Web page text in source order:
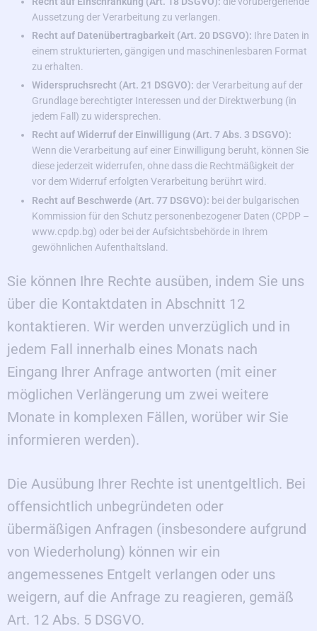
Aussetzung der Verarbeitung zu verlangen.
Recht auf Datenübertragbarkeit (Art. 20 DSGVO): Ihre Daten in
einem strukturierten, gängigen und maschinenlesbaren Format
zu erhalten.
Widerspruchsrecht (Art. 21 DSGVO): der Verarbeitung auf der
Grundlage berechtigter Interessen und der Direktwerbung (in
jedem Fall) zu widersprechen.
Recht auf Widerruf der Einwilligung (Art. 7 Abs. 3 DSGVO):
Wenn die Verarbeitung auf einer Einwilligung beruht, können Sie
diese jederzeit widerrufen, ohne dass die Rechtmäßigkeit der
vor dem Widerruf erfolgten Verarbeitung berührt wird.
Recht auf Beschwerde (Art. 77 DSGVO): bei der bulgarischen
Kommission für den Schutz personenbezogener Daten (CPDP –
www.cpdp.bg) oder bei der Aufsichtsbehörde in Ihrem
gewöhnlichen Aufenthaltsland.
Sie können Ihre Rechte ausüben, indem Sie uns
über die Kontaktdaten in Abschnitt 12
kontaktieren. Wir werden unverzüglich und in
jedem Fall innerhalb eines Monats nach
Eingang Ihrer Anfrage antworten (mit einer
möglichen Verlängerung um zwei weitere
Monate in komplexen Fällen, worüber wir Sie
informieren werden).
Die Ausübung Ihrer Rechte ist unentgeltlich. Bei
offensichtlich unbegründeten oder
übermäßigen Anfragen (insbesondere aufgrund
von Wiederholung) können wir ein
angemessenes Entgelt verlangen oder uns
weigern, auf die Anfrage zu reagieren, gemäß
Art. 12 Abs. 5 DSGVO.